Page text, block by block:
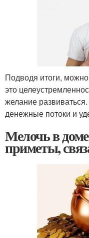
Подводя итоги,
это
желание
денежные потоки и
Мелочь в
приметы,